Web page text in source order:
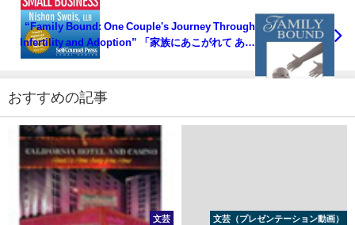
“Family Bound: One Couple's Journey Through
Infertility and Adoption” 「家族にあこがれて ある
夫婦の物語～不妊治療から養子縁組へ～」
おすすめの記事
文芸 文芸（プレゼンテーション動画）